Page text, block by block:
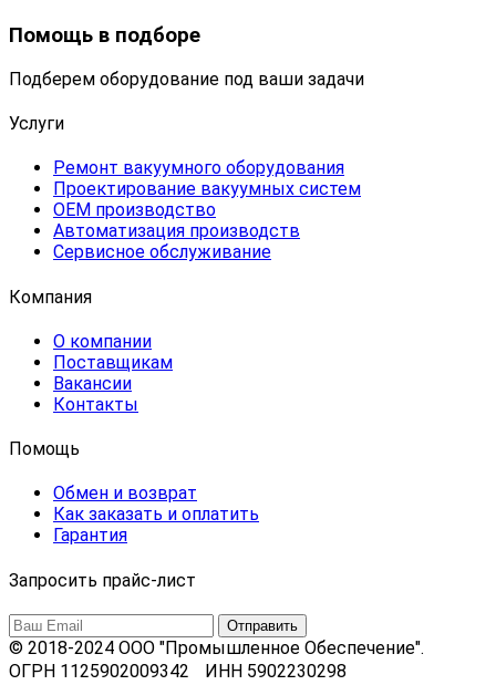
Помощь в подборе
Подберем оборудование под ваши задачи
Услуги
Ремонт вакуумного оборудования
Проектирование вакуумных систем
OEM производство
Автоматизация производств
Сервисное обслуживание
Компания
О компании
Поставщикам
Вакансии
Контакты
Помощь
Обмен и возврат
Как заказать и оплатить
Гарантия
Запросить прайс-лист
© 2018-2024 ООО "Промышленное Обеспечение".
ОГРН 1125902009342 ИНН 5902230298